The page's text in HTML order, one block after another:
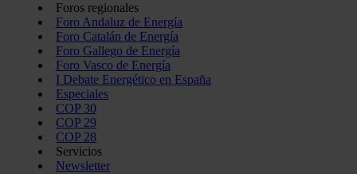
Foros regionales
Foro Andaluz de Energía
Foro Catalán de Energía
Foro Gallego de Energía
Foro Vasco de Energía
I Debate Energético en España
Especiales
COP 30
COP 29
COP 28
Servicios
Newsletter